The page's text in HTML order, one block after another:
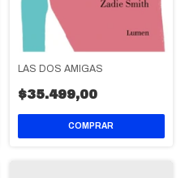
LAS DOS AMIGAS
$35.499,00